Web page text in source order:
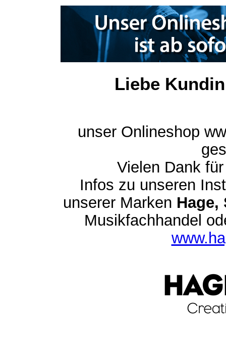
Liebe
unser Onlineshop
Vielen Dank
Infos zu unseren
unserer Marken Hage,
Musikfachhandel